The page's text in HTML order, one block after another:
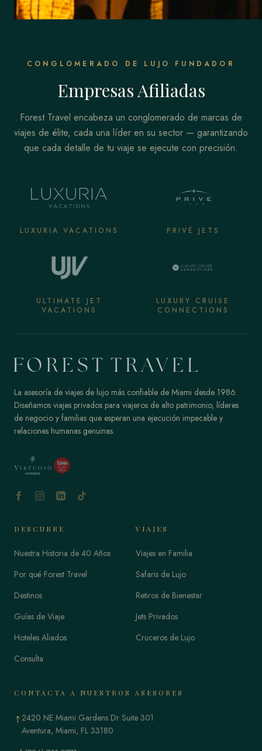
CONGLOMERADO DE LUJO FUNDADOR
Empresas Afiliadas
Forest Travel encabeza un conglomerado de marcas de
viajes de élite, cada una líder en su sector — garantizando
que cada detalle de tu viaje se ejecute con precisión.
LUXURIA VACATIONS PRIVÉ JETS
ULTIMATE JET
VACATIONS
LUXURY CRUISE
CONNECTIONS
La asesoría de viajes de lujo más confiable de Miami desde 1986.
Diseñamos viajes privados para viajeros de alto patrimonio, líderes
de negocio y familias que esperan una ejecución impecable y
relaciones humanas genuinas.
DESCUBRE
Nuestra Historia de 40 Años
Por qué Forest Travel
Destinos
Guías de Viaje
Hoteles Aliados
Consulta
VIAJES
Viajes en Familia
Safaris de Lujo
Retiros de Bienestar
Jets Privados
Cruceros de Lujo
CONTACTA A NUESTROS ASESORES
↑2420 NE Miami Gardens Dr Suite 301
Aventura, Miami, FL 33180